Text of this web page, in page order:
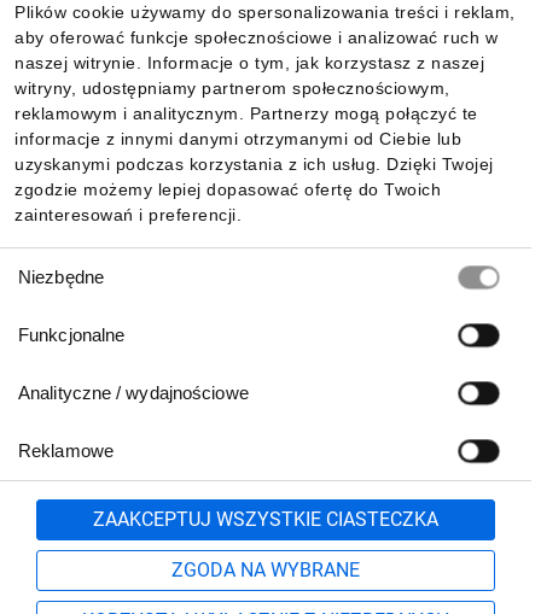
Plików cookie używamy do spersonalizowania treści i reklam,
aby oferować funkcje społecznościowe i analizować ruch w
naszej witrynie. Informacje o tym, jak korzystasz z naszej
witryny, udostępniamy partnerom społecznościowym,
reklamowym i analitycznym. Partnerzy mogą połączyć te
informacje z innymi danymi otrzymanymi od Ciebie lub
uzyskanymi podczas korzystania z ich usług. Dzięki Twojej
zgodzie możemy lepiej dopasować ofertę do Twoich
zainteresowań i preferencji.
zgody
Niezbędne
Funkcjonalne
Analityczne / wydajnościowe
Reklamowe
ZAAKCEPTUJ WSZYSTKIE CIASTECZKA
ZGODA NA WYBRANE
Informacje
Pobierz naszą aplikację mobilną:
801 500 700 lub
71 37 61 600
Formularz kontaktowy